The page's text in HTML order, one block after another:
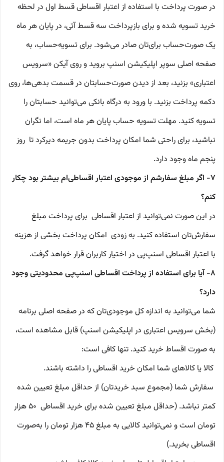
در صورت پرداخت با استفاده از اعتبار اقساطی قسط اول در لحظه
خرید تسویه شده و برای بازپرداخت سه قسط آتی، در پایان هر ماه
یک صورت‌حساب برای‌تان صادر می‌شود. برای تسویه‌حساب، به
صفحه اصلی سوپر اپلیکیشن اسنپ بروید و روی آیکن «سرویس
اعتباری» بزنید، بعد از دیدن صورت‌حسابتان در قسمت بدهی‌ها، روی
دکمه پرداخت بزنید. با ورود به درگاه بانکی می‌توانید حسابتان را
تسویه کنید. مهلت تسویه‌ حساب پایان هر ماه است، اما نگران
نباشید، برای راحتی شما امکان پرداخت بدون جریمه دیرکرد تا روز
پنجم ماه وجود دارد.
۷- اگر مبلغ سفارشم از موجودی اعتبار اقساطی‌ام بیشتر بود چکار
کنم؟
در این صورت نمی‌توانید از اعتبار اقساطی برای پرداخت مبلغ
سفارش‌تان استفاده کنید. به زودی امکان پرداخت بخشی از هزینه
با اعتبار اقساطی اسنپ‌پی در اختیار کاربران قرار خواهد گرفت.
۸- آیا برای استفاده از پرداخت اقساطی اسنپ‌پی محدودیتی وجود
دارد؟
شما می‌توانید به اندازه کل موجودی‌تان که در صفحه اصلی برنامه
(بخش سرویس اعتباری در اپلیکیشن اسنپ) قابل مشاهده است،
به صورت اقساط خرید کنید. تنها کافی است:
کالا یا کالاهای شما امکان خرید اقساطی را داشته باشند.
سفارش شما (مجموع سبد خریدتان) از حداقل مبلغ تعیین شده
کمتر نباشد. (حداقل مبلغ تعیین شده برای خرید اقساطی ۵۰ هزار
تومان است و نمی‌توانید کالایی به مبلغ ۴۵ هزار تومان را به‌صورت
اقساطی بخرید.)